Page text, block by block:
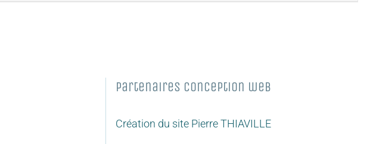
Partenaires conception web
Création du site Pierre THIAVILLE